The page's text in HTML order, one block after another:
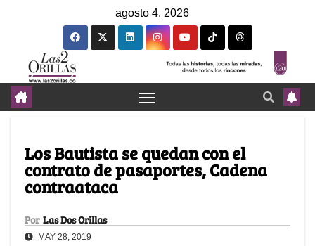
agosto 4, 2026
Los Bautista se quedan con el
contrato de pasaportes, Cadena
contraataca
Por Las Dos Orillas
MAY 28, 2019